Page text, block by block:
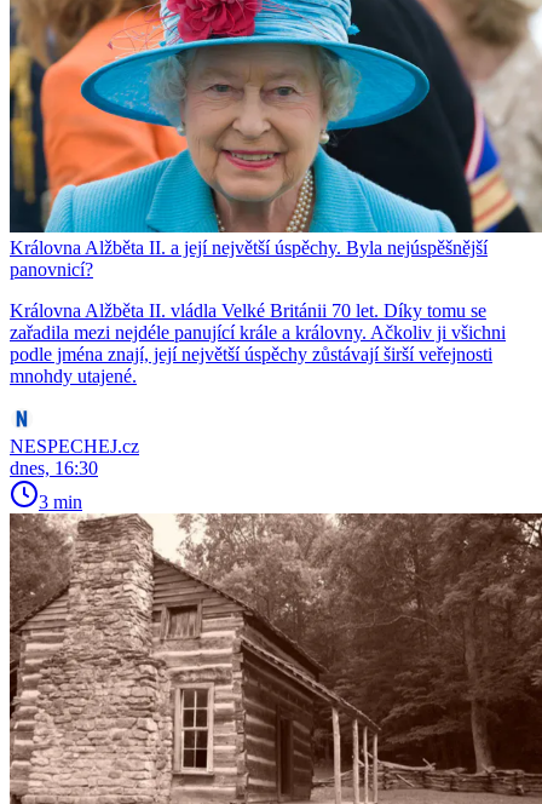
Královna Alžběta II. a její největší úspěchy. Byla nejúspěšnější
panovnicí?
Královna Alžběta II. vládla Velké Británii 70 let. Díky tomu se
zařadila mezi nejdéle panující krále a královny. Ačkoliv ji všichni
podle jména znají, její největší úspěchy zůstávají širší veřejnosti
mnohdy utajené.
NESPECHEJ.cz
dnes, 16:30
3 min